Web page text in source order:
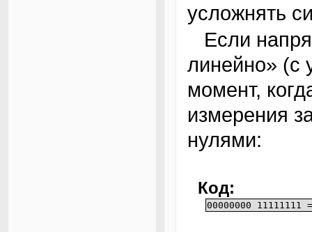
усложнять
Если напряжение нарастает «медленно и
линейно» (с
момент,
измерения
нулями:
Код:
00000000 11111111